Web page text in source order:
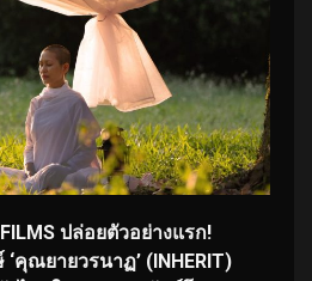
ปล่อยตัวอย่างแรก!
คุณยายวรนาฏ’ (INHERIT)